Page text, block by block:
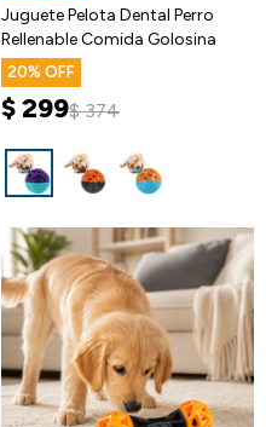
Juguete Pelota Dental Perro
Rellenable Comida Golosina
20
$299$ 374